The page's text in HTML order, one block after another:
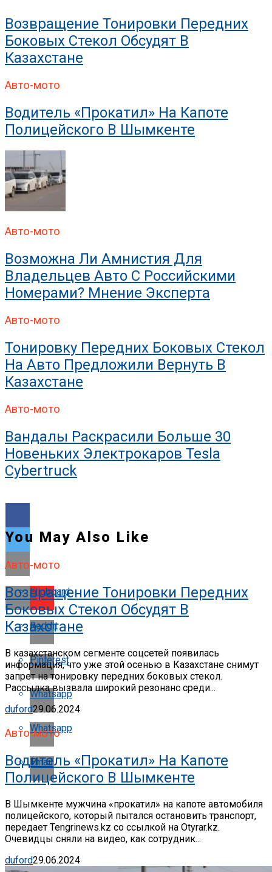
Возвращение Тонировки Передних
Боковых Стекол Обсудят В
Казахстане
Авто-мото
Водитель «прокатил» На Капоте
Полицейского В Шымкенте
Авто-мото
Возможна Ли Амнистия Для
Владельцев Авто С Российскими
Номерами? Мнение Эксперта
Авто-мото
Тонировку Передних Боковых Стекол
На Авто Предложили Вернуть В
Казахстане
Авто-мото
Вандалы Раскрасили Больше 30
Новеньких Электрокаров Tesla
Cybertruck
Flipboard
Reddit
Pinterest
Whatsapp
Whatsapp
Email
You May Also Like
Авто-мото
Возвращение Тонировки Передних
Боковых Стекол Обсудят В
Казахстане
В казахстанском сегменте соцсетей появилась
информация, что уже этой осенью в Казахстане снимут
запрет на тонировку передних боковых стекол.
Рассылка вызвала широкий резонанс среди...
duford29.06.2024
Авто-мото
Водитель «прокатил» На Капоте
Полицейского В Шымкенте
В Шымкенте мужчина «прокатил» на капоте автомобиля
полицейского, который пытался остановить транспорт,
передает Tengrinews.kz со ссылкой на Otyrar.kz.
Очевидцы сняли на видео, как сотрудник...
duford29.06.2024